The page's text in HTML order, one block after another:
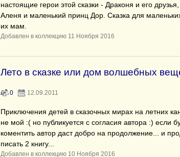
настоящие герои этой сказки - Драконя и его
Аленя и маленький принц Дор. Сказка для
их мам.
Добавлен в коллекцию 11 Ноября 2016
Лето в сказке или дом волшебных
0 12.09.2011
Приключения детей в сказочных мирах на летних
не мой :( но публикуется с согласия автора :) если
коментить автор даст добро на продолжение... и
писать 2 книгу...
Добавлен в коллекцию 10 Ноября 2016